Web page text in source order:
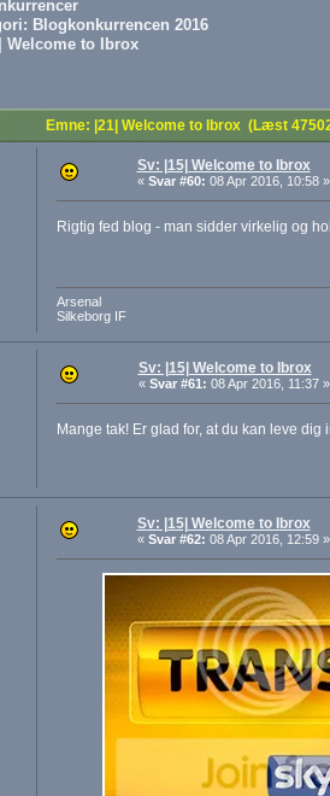
Blogkonkurrencen 2016
Welcome to Ibrox
Emne: |21| Welcome to Ibrox (Læst
Sv: |15| Welcome to Ibrox
« Svar #60: 08 Apr 2016, 10:58 »
Rigtig fed blog - man sidder virkelig og
Arsenal
Silkeborg IF
Sv: |15| Welcome to Ibrox
« Svar #61: 08 Apr 2016, 11:37 »
Mange tak! Er glad for, at du kan leve
Sv: |15| Welcome to Ibrox
« Svar #62: 08 Apr 2016, 12:59 »